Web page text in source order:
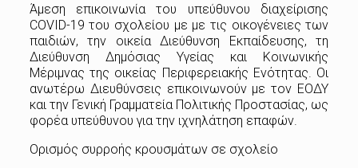
Άμεση επικοινωνία του υπεύθυνου διαχείρισης
COVID-19 του σχολείου με με τις οικογένειες των
παιδιών, την οικεία Διεύθυνση Εκπαίδευσης, τη
Διεύθυνση Δημόσιας Υγείας και Κοινωνικής
Μέριμνας της οικείας Περιφερειακής Ενότητας. Οι
ανωτέρω Διευθύνσεις επικοινωνούν με τον ΕΟΔΥ
και την Γενική Γραμματεία Πολιτικής Προστασίας, ως
φορέα υπεύθυνου για την ιχνηλάτηση επαφών.
Ορισμός συρροής κρουσμάτων σε σχολείο